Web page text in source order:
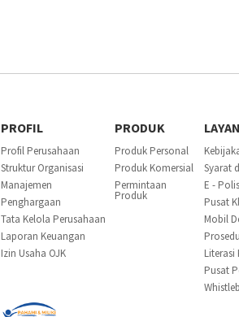
PROFIL
Profil Perusahaan
Struktur Organisasi
Manajemen
Penghargaan
Tata Kelola Perusahaan
Laporan Keuangan
Izin Usaha OJK
PRODUK
Produk Personal
Produk Komersial
Permintaan
Produk
Syarat
E - Polis
Pusat
Mobil
Literasi
Pusat